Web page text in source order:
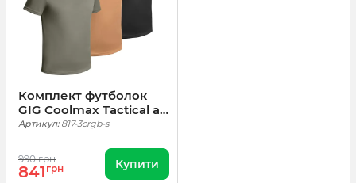
Комплект футболок
GIG Coolmax Tactical air
Tee. Олива, Койот,
Артикул:817-3crgb-s
990 грн
841 грн Купити